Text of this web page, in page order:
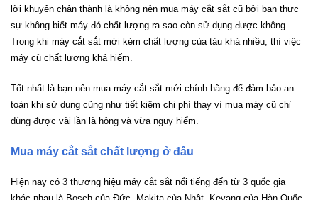
lời khuyên chân thành là không nên mua máy cắt sắt cũ bởi bạn thực
sự không biết máy đó chất lượng ra sao còn sử dụng được không.
Trong khi máy cắt sắt mới kém chất lượng của tàu khá nhiều, thì việc
máy cũ chất lượng khá hiếm.
Tốt nhất là bạn nên mua máy cắt sắt mới chính hãng để đảm bảo an
toàn khi sử dụng cũng như tiết kiệm chi phí thay vì mua máy cũ chỉ
dùng được vài lần là hỏng và vừa nguy hiểm.
Mua máy cắt sắt chất lượng ở đâu
Hiện nay có 3 thương hiệu máy cắt sắt nổi tiếng đến từ 3 quốc gia